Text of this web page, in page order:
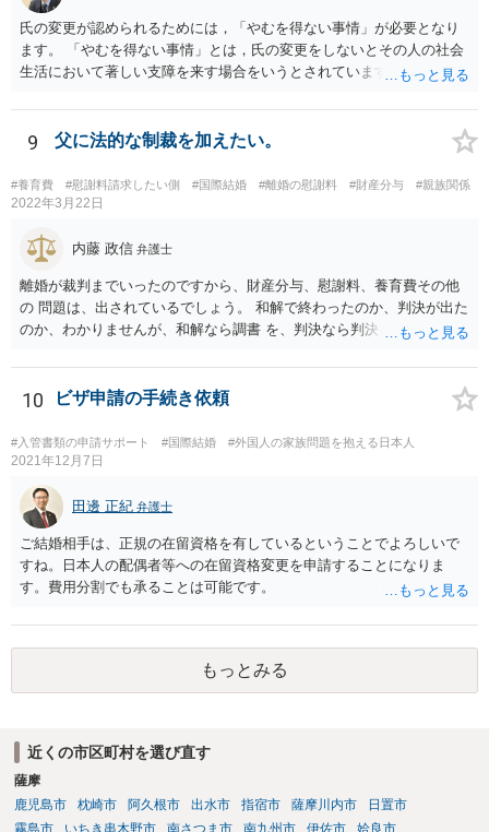
氏の変更が認められるためには，「やむを得ない事情」が必要となり
ます。 「やむを得ない事情」とは，氏の変更をしないとその人の社会
生活において著しい支障を来す場合をいうとされています。 中国の苗
由は，「やむを得ない事情」には該当しませんので，氏の変更を認め
てもらうことは難しいと思います。
9 父に法的な制裁を加えたい。
#養育費 #慰謝料請求したい側 #国際結婚 #離婚の慰謝料 #財産分与 #親族関係
2022年3月22日
内藤 政信 弁護士
離婚が裁判までいったのですから、財産分与、慰謝料、養育費その他
の 問題は、出されているでしょう。 和解で終わったのか、判決が出た
のか、わかりませんが、和解なら調書 を、判決なら判決を見せてもら
詳しく、双方の主張を 知ることができるでしょう。 疑問のいくつか
は、理解にいたるでしょう。 虐待でもないと、あなたの方から、父親
10 ビザ申請の手続き依頼
#入管書類の申請サポート #国際結婚 #外国人の家族問題を抱える日本人
2021年12月7日
田邊 正紀 弁護士
ご結婚相手は、正規の在留資格を有しているということでよろしいで
すね。日本人の配偶者等への在留資格変更を申請することになりま
す。費用分割でも承ることは可能です。
もっとみる
近くの市区町村を選び直す
薩摩
鹿児島市
枕崎市 阿久根市 出水市 指宿市 薩摩川内市
日置市